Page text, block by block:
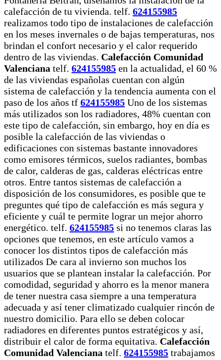
calefacción de tu vivienda. telf. 624155985
realizamos todo tipo de instalaciones de calefacción
en los meses invernales o de bajas temperaturas, nos
brindan el confort necesario y el calor requerido
dentro de las viviendas. Calefacción Comunidad
Valenciana telf. 624155985 en la actualidad, el 60 %
de las viviendas españolas cuentan con algún
sistema de calefacción y la tendencia aumenta con el
paso de los años tf 624155985 Uno de los sistemas
más utilizados son los radiadores, 48% cuentan con
este tipo de calefacción, sin embargo, hoy en día es
posible la calefacción de las viviendas o
edificaciones con sistemas bastante innovadores
como emisores térmicos, suelos radiantes, bombas
de calor, calderas de gas, calderas eléctricas entre
otros. Entre tantos sistemas de calefacción a
disposición de los consumidores, es posible que te
preguntes qué tipo de calefacción es más segura y
eficiente y cuál te permite lograr un mejor ahorro
energético. telf. 624155985 si no tenemos claras las
opciones que tenemos, en este artículo vamos a
conocer los distintos tipos de calefacción más
utilizados De cara al invierno son muchos los
usuarios que se plantean instalar la calefacción. Por
comodidad, seguridad y ahorro es la menor manera
de tener nuestra casa siempre a una temperatura
adecuada y así tener climatizado cualquier rincón de
nuestro domicilio. Para ello se deben colocar
radiadores en diferentes puntos estratégicos y así,
distribuir el calor de forma equitativa. Calefacción
Comunidad Valenciana telf. 624155985 trabajamos